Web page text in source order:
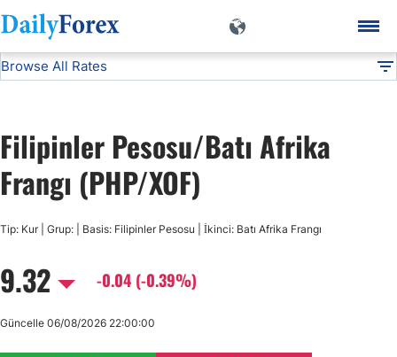
DF Currencies PHP/XOF
Browse All Rates
USD/CHF
USD/CAD
Filipinler Pesosu/Batı Afrika
Frangı (PHP/XOF)
Tip: Kur | Grup: | Basis: Filipinler Pesosu | İkinci: Batı Afrika Frangı
9.32 -0.04 (-0.39%)
Güncelle 06/08/2026 22:00:00